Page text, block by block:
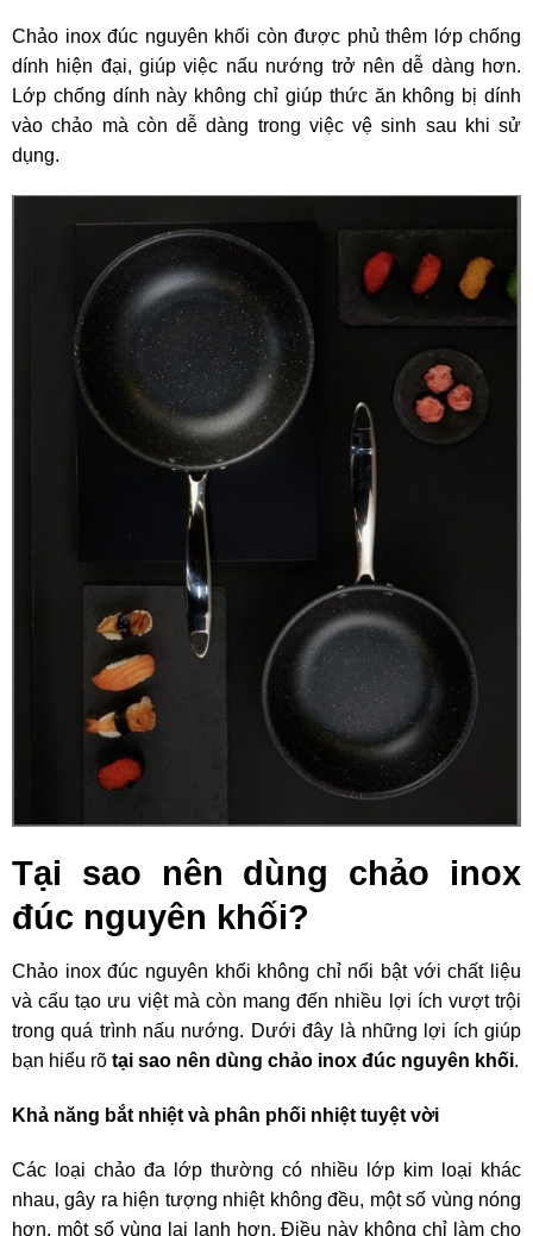
Chảo inox đúc nguyên khối còn được phủ thêm lớp chống
dính hiện đại, giúp việc nấu nướng trở nên dễ dàng hơn.
Lớp chống dính này không chỉ giúp thức ăn không bị dính
vào chảo mà còn dễ dàng trong việc vệ sinh sau khi sử
dụng.
Tại sao nên dùng chảo inox
đúc nguyên khối?
Chảo inox đúc nguyên khối không chỉ nổi bật với chất liệu
và cấu tạo ưu việt mà còn mang đến nhiều lợi ích vượt trội
trong quá trình nấu nướng. Dưới đây là những lợi ích giúp
bạn hiểu rõ tại sao nên dùng chảo inox đúc nguyên khối.
Khả năng bắt nhiệt và phân phối nhiệt tuyệt vời
Các loại chảo đa lớp thường có nhiều lớp kim loại khác
nhau, gây ra hiện tượng nhiệt không đều, một số vùng nóng
hơn, một số vùng lại lạnh hơn. Điều này không chỉ làm cho